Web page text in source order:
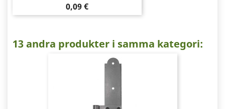
Pris
0,09 €
13 andra produkter i samma kategori: